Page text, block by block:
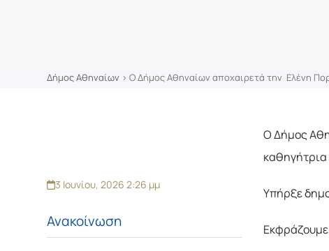
Δήμος Αθηναίων >Ο Δήμος Αθηναίων αποχαιρετά την Ελένη
3 Ιουνίου, 2026 2:26 μμ
Ανακοίνωση
Ο Δήμος
Υπήρξε